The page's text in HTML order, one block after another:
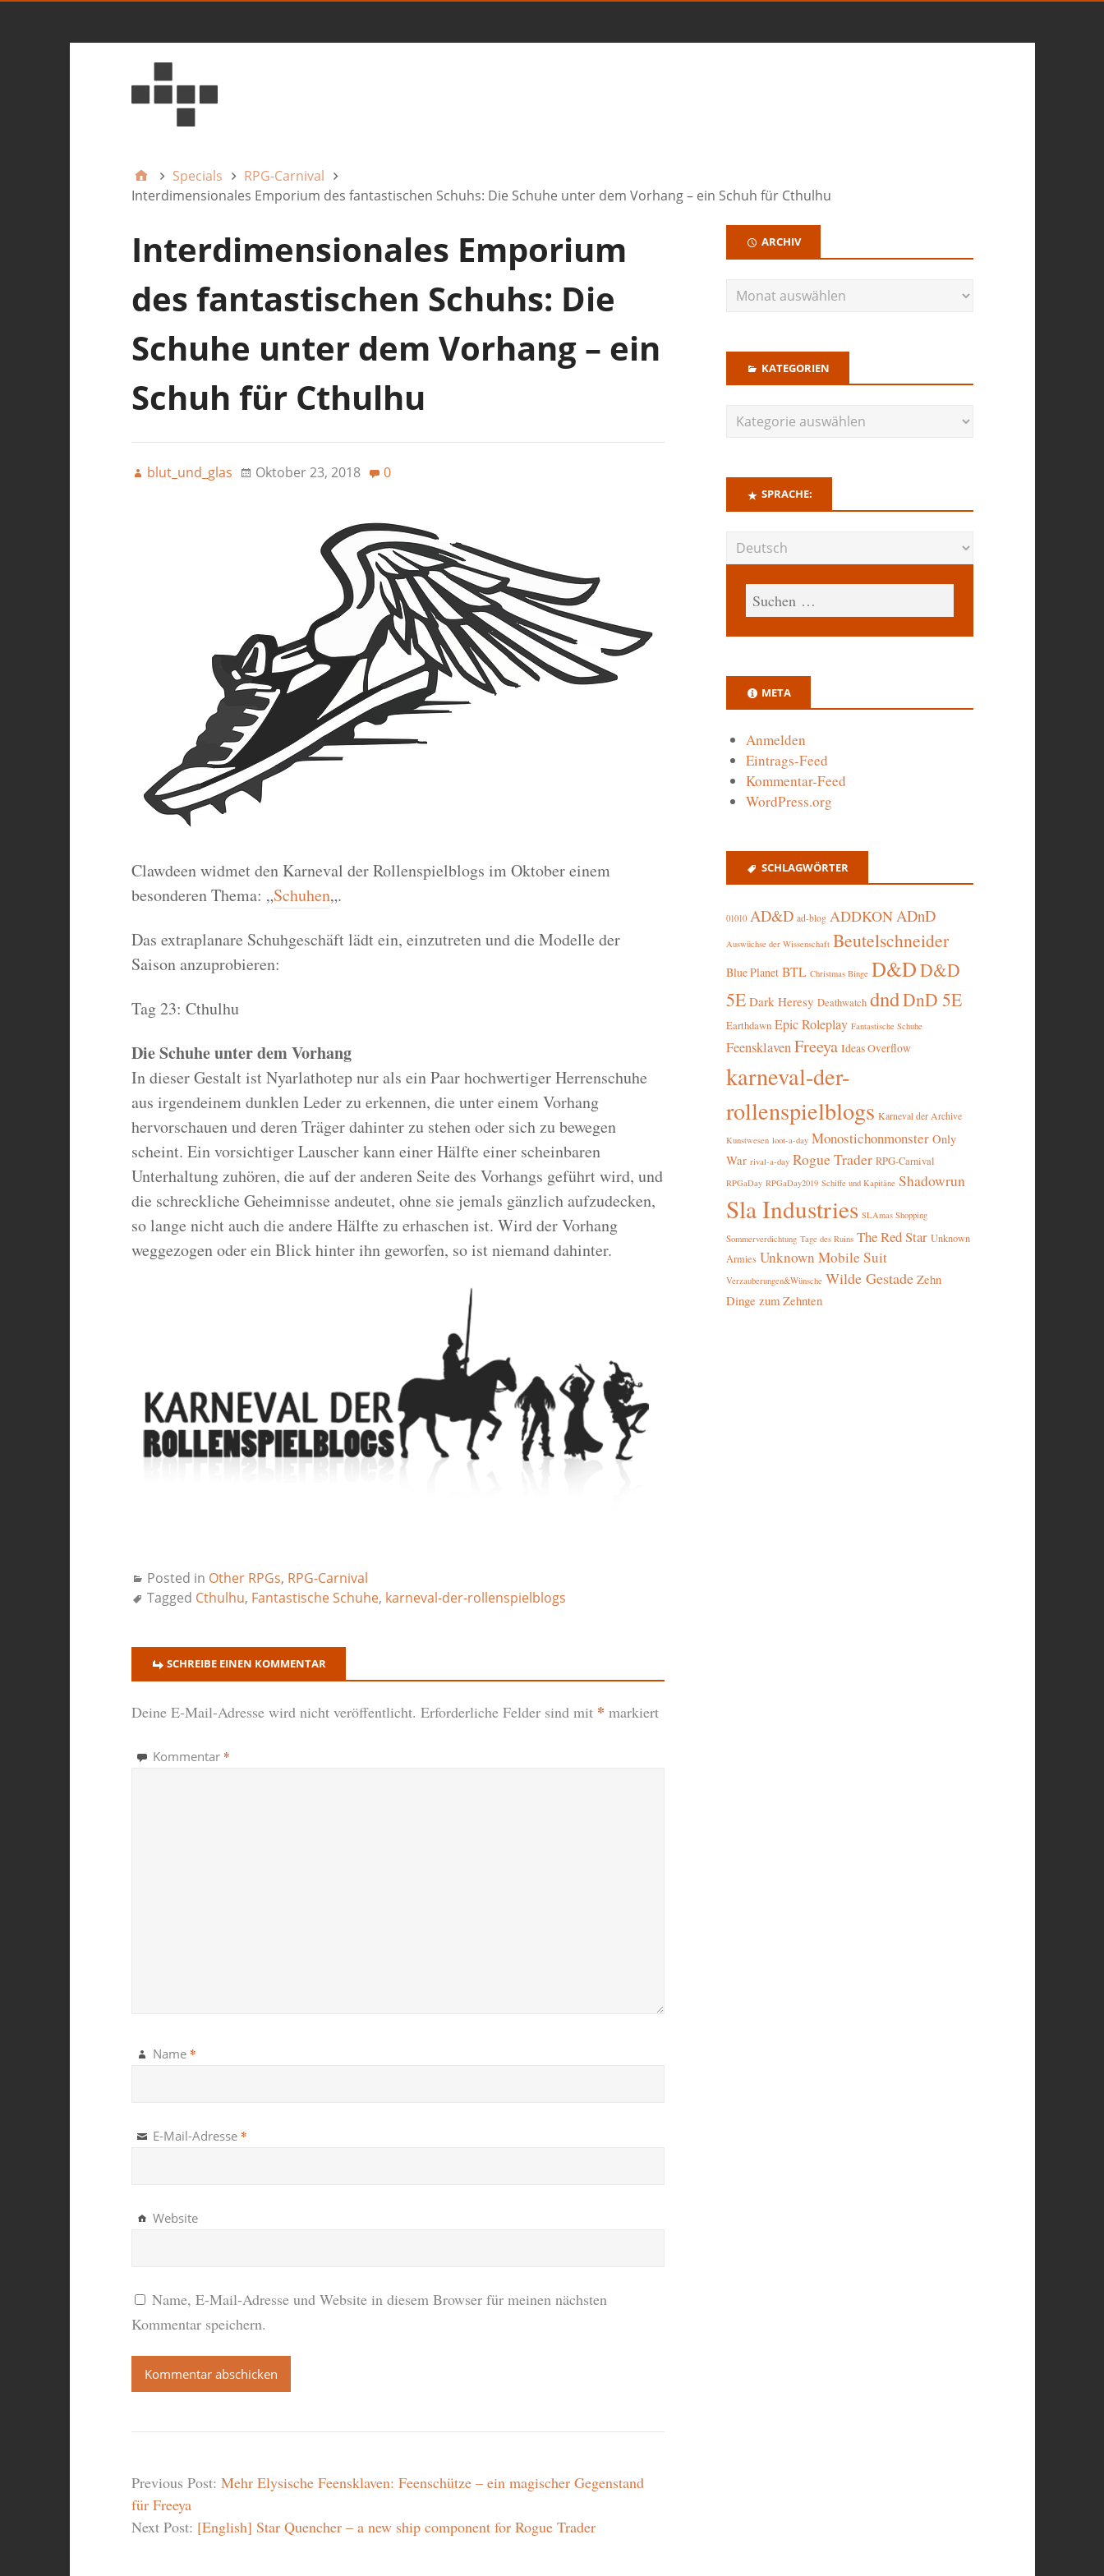
Specials
RPG-Carnival
Interdimensionales Emporium des fantastischen Schuhs: Die Schuhe unter dem Vorhang – ein Schuh für Cthulhu
Interdimensionales Emporium
des fantastischen Schuhs: Die
Schuhe unter dem Vorhang – ein
Schuh für Cthulhu
blut_und_glas Oktober 23, 2018 0
Clawdeen widmet den Karneval der Rollenspielblogs im Oktober einem
besonderen Thema: „Schuhen„.
Das extraplanare Schuhgeschäft lädt ein, einzutreten und die Modelle der
Saison anzuprobieren:
Tag 23: Cthulhu
Die Schuhe unter dem Vorhang
In dieser Gestalt ist Nyarlathotep nur als ein Paar hochwertiger Herrenschuhe
aus irgendeinem dunklen Leder zu erkennen, die unter einem Vorhang
hervorschauen und deren Träger dahinter zu stehen oder sich zu bewegen
scheint. Ein vorsichtiger Lauscher kann einer Hälfte einer scheinbaren
Unterhaltung zuhören, die auf der anderen Seite des Vorhangs geführt wird, und
die schreckliche Geheimnisse andeutet, ohne sie jemals gänzlich aufzudecken,
so lange nicht auch die andere Hälfte zu erhaschen ist. Wird der Vorhang
weggezogen oder ein Blick hinter ihn geworfen, so ist niemand dahinter.
Posted in Other RPGs, RPG-Carnival
Tagged Cthulhu, Fantastische Schuhe, karneval-der-rollenspielblogs
SCHREIBE EINEN KOMMENTAR
Deine E-Mail-Adresse wird nicht veröffentlicht. Erforderliche Felder sind mit * markiert
Kommentar *
Name *
E-Mail-Adresse *
Website
Name, E-Mail-Adresse und Website in diesem Browser für meinen nächsten
Kommentar speichern.
Previous Post: Mehr Elysische Feensklaven: Feenschütze – ein magischer Gegenstand
für Freeya
Next Post: [English] Star Quencher – a new ship component for Rogue Trader
ARCHIV
KATEGORIEN
SPRACHE:
META
Anmelden
Eintrags-Feed
Kommentar-Feed
WordPress.org
SCHLAGWÖRTER
01010 AD&D ad-blog ADDKONADnD
Auswüchse der Wissenschaft Beutelschneider
Blue Planet BTL Christmas Binge D&DD&D
5E Dark Heresy Deathwatch dndDnD 5E
Earthdawn Epic Roleplay Fantastische Schuhe
Feensklaven Freeya Ideas Overflow
karneval-der-
rollenspielblogs Karneval der Archive
Kunstwesen loot-a-day Monostichonmonster Only
War rival-a-day Rogue Trader RPG-Carnival
RPGaDay RPGaDay2019 Schiffe und Kapitäne Shadowrun
Sla Industries SLAmas Shopping
Sommerverdichtung Tage des Ruins The Red Star Unknown
Armies Unknown Mobile Suit
Verzauberungen&Wünsche Wilde Gestade Zehn
Dinge zum Zehnten